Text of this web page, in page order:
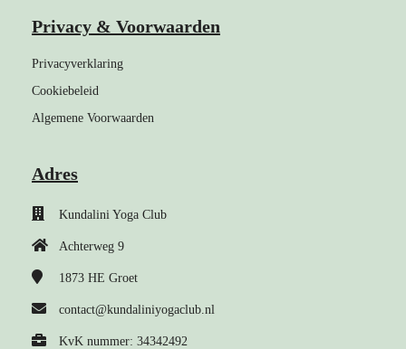
Privacy & Voorwaarden
Privacyverklaring
Cookiebeleid
Algemene Voorwaarden
Adres
Kundalini Yoga Club
Achterweg 9
1873 HE Groet
contact@kundaliniyogaclub.nl
KvK nummer: 34342492